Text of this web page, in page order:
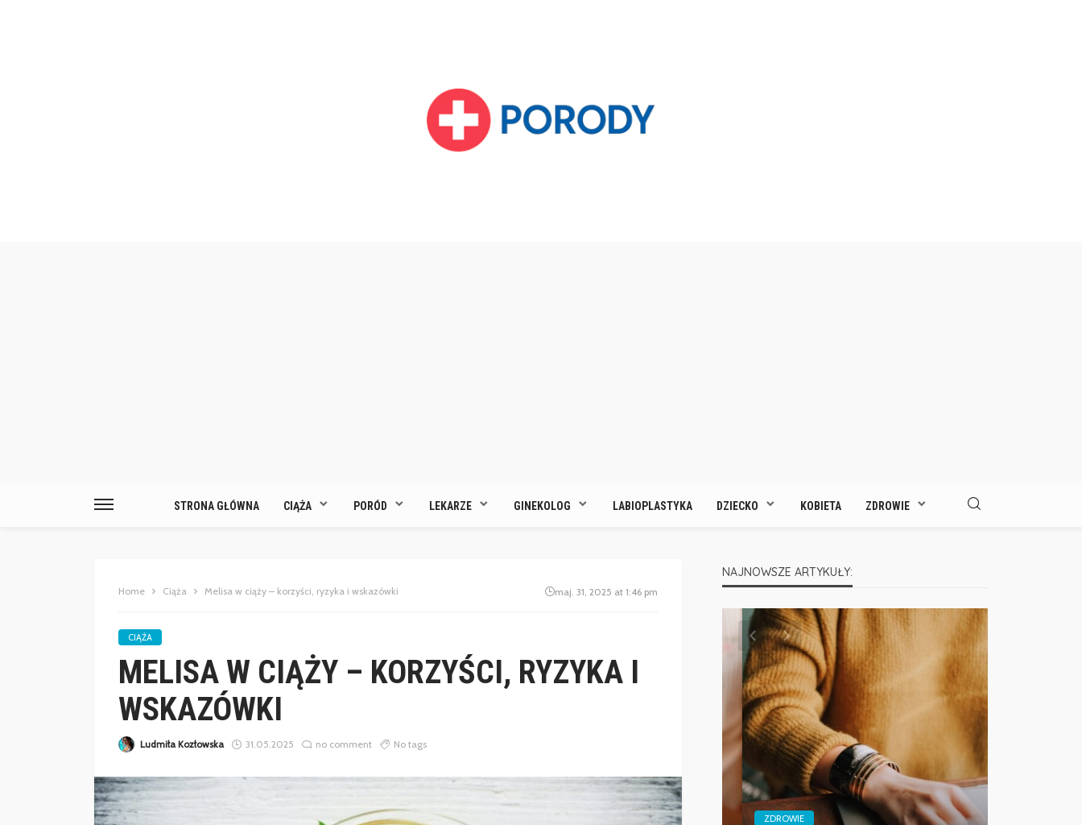
STRONA GŁÓWNA CIĄŻA PORÓD LEKARZE GINEKOLOG LABIOPLASTYKA DZIECKO KOBIETA ZDROWIE
Home Ciąża Melisa w ciąży – korzyści, ryzyka i wskazówki maj. 31, 2025 at 1:46 pm
CIĄŻA
MELISA W CIĄŻY – KORZYŚCI, RYZYKA I
WSKAZÓWKI
Ludmiła Kozłowska 31.05.2025 no comment No tags
NAJNOWSZE ARTYKUŁY:
ZDROWIE